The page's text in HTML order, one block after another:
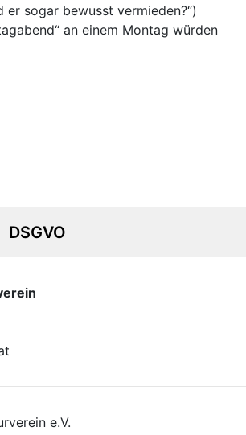
sogar bewusst vermieden?“)
an einem Montag würden
DSGVO
e.V.